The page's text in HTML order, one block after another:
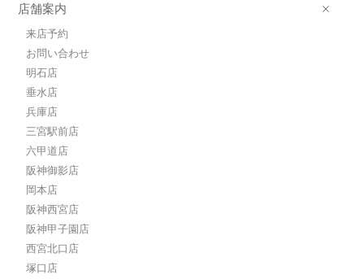
店舗案内
来店予約
お問い合わせ
明石店
垂水店
兵庫店
三宮駅前店
六甲道店
阪神御影店
岡本店
阪神西宮店
阪神甲子園店
西宮北口店
塚口店